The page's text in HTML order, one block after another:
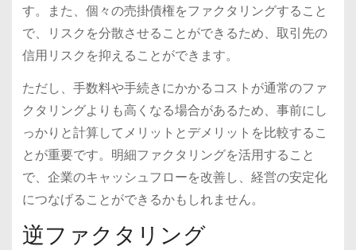
す。また、個々の売掛債権をファクタリングすること
で、リスクを分散させることができるため、取引先の
信用リスクを抑えることができます。
ただし、手数料や手続きにかかるコストが通常のファ
クタリングよりも高くなる場合があるため、事前にし
っかりと計算してメリットとデメリットを比較するこ
とが重要です。明細ファクタリングを活用すること
で、企業のキャッシュフローを改善し、経営の安定化
につなげることができるかもしれません。
逆ファクタリング